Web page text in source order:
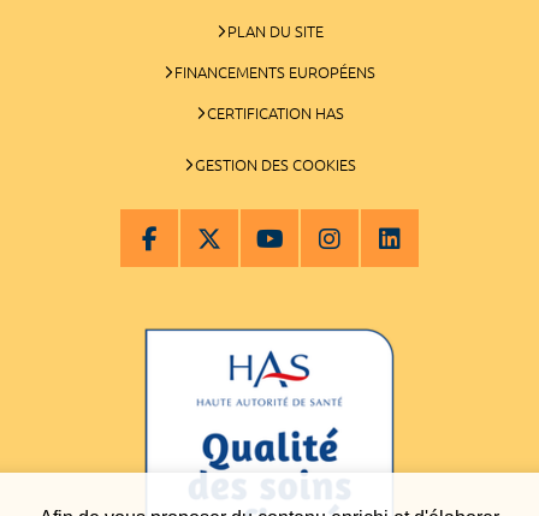
PLAN DU SITE
FINANCEMENTS EUROPÉENS
CERTIFICATION HAS
GESTION DES COOKIES